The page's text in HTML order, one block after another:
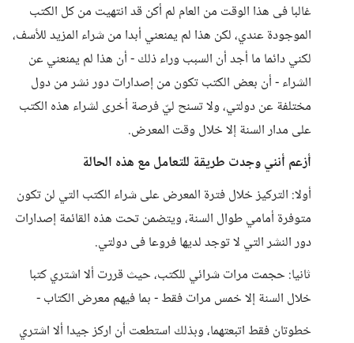
غالبا فى هذا الوقت من العام لم أكن قد انتهيت من كل الكتب
الموجودة عندي، لكن هذا لم يمنعني أبدا من شراء المزيد للأسف،
لكني دائما ما أجد أن السبب وراء ذلك - أن هذا لم يمنعني عن
الشراء - أن بعض الكتب تكون من إصدارات دور نشر من دول
مختلفة عن دولتي، ولا تسنح ليّ فرصة أخرى لشراء هذه الكتب
على مدار السنة إلا خلال وقت المعرض.
أزعم أنني وجدت طريقة للتعامل مع هذه الحالة
أولا: التركيز خلال فترة المعرض على شراء الكتب التي لن تكون
متوفرة أمامي طوال السنة، ويتضمن تحت هذه القائمة إصدارات
دور النشر التي لا توجد لديها فروعا فى دولتي.
ثانيا: حجمت مرات شرائي للكتب، حيث قررت ألا اشتري كتبا
خلال السنة إلا خمس مرات فقط - بما فيهم معرض الكتاب -
خطوتان فقط اتبعتهما، وبذلك استطعت أن اركز جيدا ألا اشتري